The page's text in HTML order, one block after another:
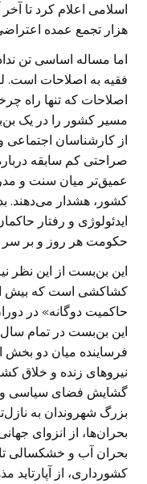
هزار تجمع عمده
اما مساله اساسی تن
فقیه به اصلاحات است.
اصلاحات که تنها راه
مسیر کشور را در یک
از کارشناسان اجتماعی
صراحتی کم سابقه
عمیق‌تر میان سنت و
کشور، هشدار می‌دهند.
ایدئولوژی و رفتار
حکومت هر روز و بر سر
این بن‌بست از این نظر
حاکمیت دوگانه» در
این بن‌بست در تمام
فرساینده میان دو بخش
نیروهای زنده و خلاق
گشایش فضای سیاسی و
بزرگ شهروندان به
بحران‌ها، از انزوای
بحران آب و خشکسالی
کشورداری، از آپارتاید